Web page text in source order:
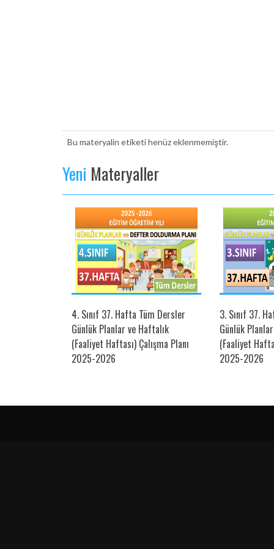
Bu materyalin etiketi henüz eklenmemiştir.
Yeni Materyaller
4. Sınıf 37. Hafta Tüm Dersler
Günlük Planlar ve Haftalık
(Faaliyet Haftası) Çalışma Planı
2025-2026
3. Sınıf 37.
Günlük
(Faaliyet
2025-2026